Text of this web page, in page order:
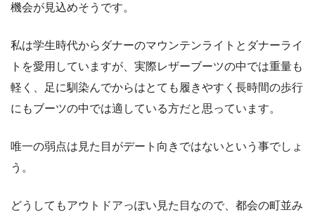
機会が見込めそうです。
私は学生時代からダナーのマウンテンライトとダナーライ
トを愛用していますが、実際レザーブーツの中では重量も
軽く、足に馴染んでからはとても履きやすく長時間の歩行
にもブーツの中では適している方だと思っています。
唯一の弱点は見た目がデート向きではないという事でしょ
う。
どうしてもアウトドアっぽい見た目なので、都会の町並み